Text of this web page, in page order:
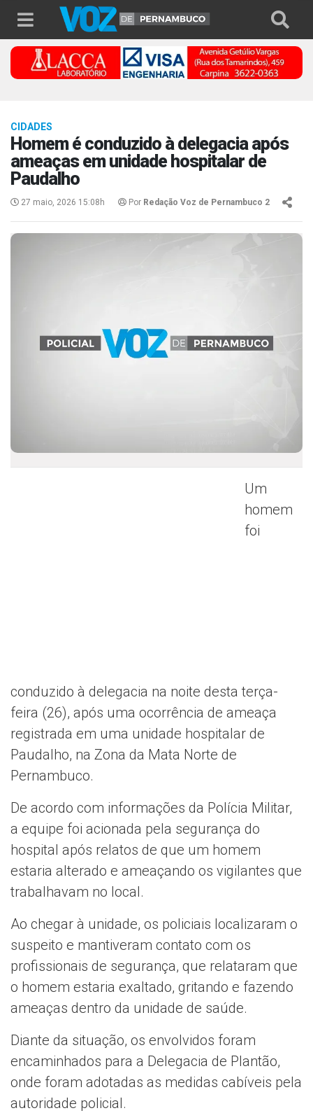
CIDADES
Homem é conduzido à delegacia após
ameaças em unidade hospitalar de
Paudalho
27 maio, 2026 15:08h Por Redação Voz de Pernambuco 2
Um
homem
foi
conduzido à delegacia na noite desta terça-
feira (26), após uma ocorrência de ameaça
registrada em uma unidade hospitalar de
Paudalho, na Zona da Mata Norte de
Pernambuco.
De acordo com informações da Polícia Militar,
a equipe foi acionada pela segurança do
hospital após relatos de que um homem
estaria alterado e ameaçando os vigilantes que
trabalhavam no local.
Ao chegar à unidade, os policiais localizaram o
suspeito e mantiveram contato com os
profissionais de segurança, que relataram que
o homem estaria exaltado, gritando e fazendo
ameaças dentro da unidade de saúde.
Diante da situação, os envolvidos foram
encaminhados para a Delegacia de Plantão,
onde foram adotadas as medidas cabíveis pela
autoridade policial.